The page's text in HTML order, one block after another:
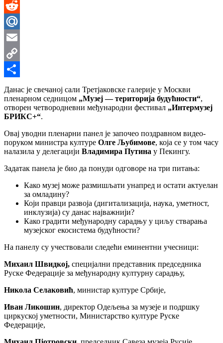
LinkedIn
Reddit
Mail.Ru
Email
Copy
Link
Share
Данас је свечаној сали Третјаковске галерије у Москви
пленарном седницом „Музеј — територија будућности“,
отворен четвородневни међународни фестивал „Интермузеј
БРИКС+“.
Овај уводни пленарни панел је започео поздравном видео-
поруком министра културе Олге Љубимове, која се у том часу
налазила у делегацији Владимира Путина у Пекингу.
Задатак панела је био да понуди одговоре на три питања:
Како музеј може размишљати унапред и остати актуелан
за омладину?
Који правци развоја (дигитализација, наука, уметност,
инклузија) су данас најважнији?
Како градити међународну сарадњу у циљу стварања
музејског екосистема будућности?
На панелу су учествовали следећи еминентни учесници:
Михаил Швидкој, специјални представник председника
Руске Федерације за међународну културну сарадњу,
Никола Селаковић, министар културе Србије,
Иван Ликошин, директор Одељења за музеје и подршку
циркуској уметности, Министарство културе Руске
Федерације,